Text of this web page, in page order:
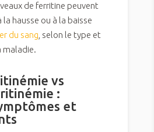
de ferritine peuvent
la hausse ou à la baisse
du sang, selon le type et
maladie.
vs
:
et